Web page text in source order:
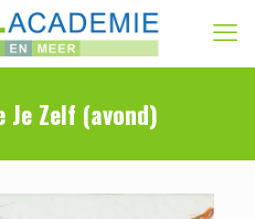
Je Zelf (avond)